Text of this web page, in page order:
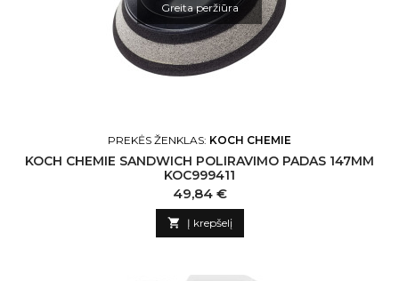
Greita peržiūra
PREKĖS ŽENKLAS: KOCH CHEMIE
KOCH CHEMIE SANDWICH POLIRAVIMO PADAS 147MM
KOC999411
Kaina
49,84 €
 Į krepšelį